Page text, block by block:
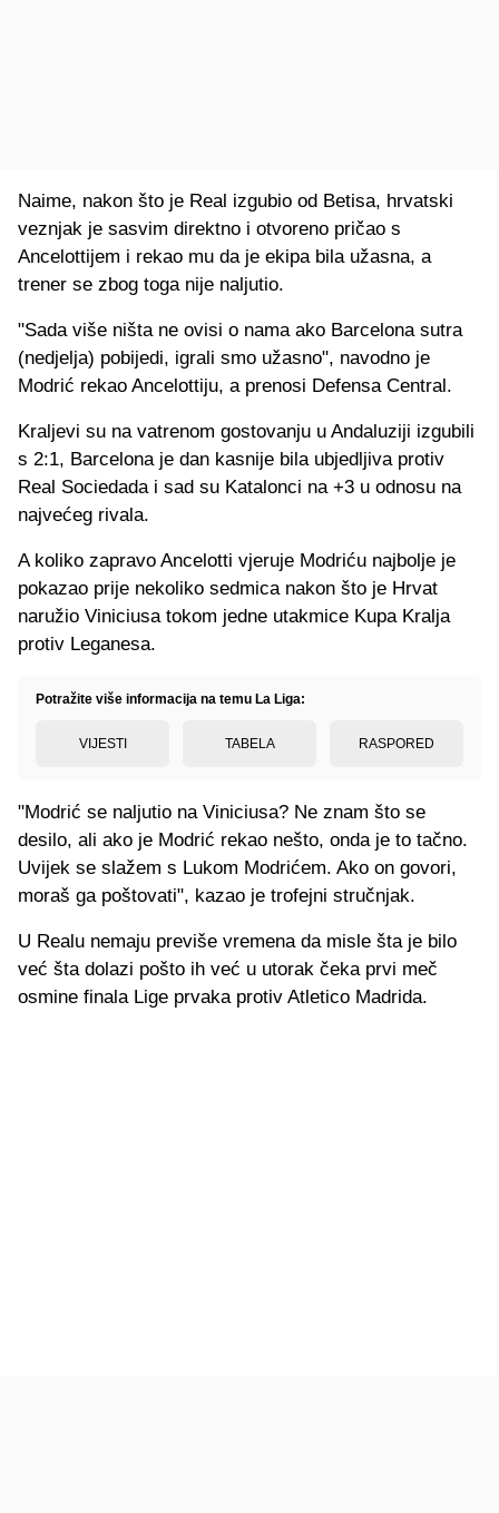
Naime, nakon što je Real izgubio od Betisa, hrvatski
veznjak je sasvim direktno i otvoreno pričao s
Ancelottijem i rekao mu da je ekipa bila užasna, a
trener se zbog toga nije naljutio.
"Sada više ništa ne ovisi o nama ako Barcelona sutra
(nedjelja) pobijedi, igrali smo užasno", navodno je
Modrić rekao Ancelottiju, a prenosi Defensa Central.
Kraljevi su na vatrenom gostovanju u Andaluziji izgubili
s 2:1, Barcelona je dan kasnije bila ubjedljiva protiv
Real Sociedada i sad su Katalonci na +3 u odnosu na
najvećeg rivala.
A koliko zapravo Ancelotti vjeruje Modriću najbolje je
pokazao prije nekoliko sedmica nakon što je Hrvat
naružio Viniciusa tokom jedne utakmice Kupa Kralja
protiv Leganesa.
Potražite više informacija na temu La Liga:
VIJESTI TABELA RASPORED
"Modrić se naljutio na Viniciusa? Ne znam što se
desilo, ali ako je Modrić rekao nešto, onda je to tačno.
Uvijek se slažem s Lukom Modrićem. Ako on govori,
moraš ga poštovati", kazao je trofejni stručnjak.
U Realu nemaju previše vremena da misle šta je bilo
već šta dolazi pošto ih već u utorak čeka prvi meč
osmine finala Lige prvaka protiv Atletico Madrida.